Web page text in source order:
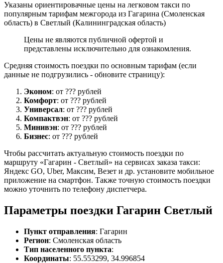
Указаны ориентировачные цены на легковом такси по
популярным тарифам межгорода из Гагарина (Смоленская
область) в Светлый (Калининградская область)
Цены не являются публичной офертой и
представлены исключительно для ознакомления.
Средняя стоимость поездки по основным тарифам (если
данные не подгрузились - обновите страницу):
Эконом: от ??? рублей
Комфорт: от ??? рублей
Универсал: от ??? рублей
Компактвэн: от ??? рублей
Минивэн: от ??? рублей
Бизнес: от ??? рублей
Чтобы рассчитать актуальную стоимость поездки по
маршруту «Гагарин - Светлый» на сервисах заказа такси:
Яндекс GO, Uber, Максим, Везет и др. установите мобильное
приложение на смартфон. Также точную стоимость поездки
можно уточнить по телефону диспетчера.
Параметры поездки Гагарин Светлый
Пункт отправления: Гагарин
Регион: Смоленская область
Тип населенного пункта:
Координаты: 55.553299, 34.996854